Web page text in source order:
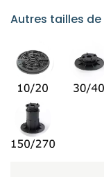
Autres tailles